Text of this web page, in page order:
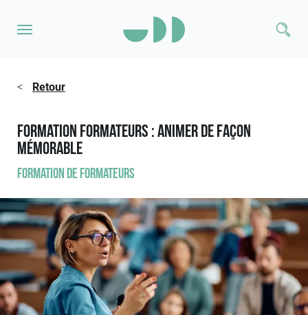
< Retour
Formation Formateurs : animer de façon
mémorable
Formation de formateurs